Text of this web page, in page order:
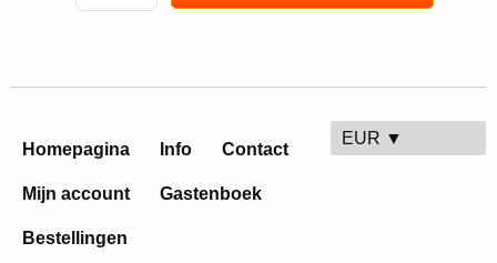
Homepagina Info Contact
Mijn account Gastenboek
Bestellingen
EUR ▼